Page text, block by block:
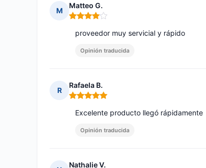
M
Matteo G.
Nota: 4 de 5
proveedor muy servicial y rápido
Opinión traducida
R
Rafaela B.
Nota: 5 de 5
Excelente producto llegó rápidamente
Opinión traducida
Nathalie V.